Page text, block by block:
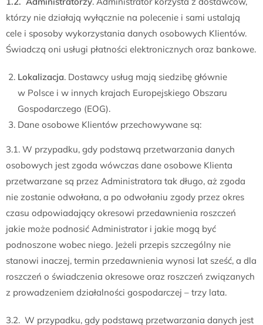
którzy nie działają wyłącznie na polecenie i sami ustalają
cele i sposoby wykorzystania danych osobowych Klientów.
Świadczą oni usługi płatności elektronicznych oraz bankowe.
Lokalizacja. Dostawcy usług mają siedzibę głównie
w Polsce i w innych krajach Europejskiego Obszaru
Gospodarczego (EOG).
Dane osobowe Klientów przechowywane są:
3.1. W przypadku, gdy podstawą przetwarzania danych
osobowych jest zgoda wówczas dane osobowe Klienta
przetwarzane są przez Administratora tak długo, aż zgoda
nie zostanie odwołana, a po odwołaniu zgody przez okres
czasu odpowiadający okresowi przedawnienia roszczeń
jakie może podnosić Administrator i jakie mogą być
podnoszone wobec niego. Jeżeli przepis szczególny nie
stanowi inaczej, termin przedawnienia wynosi lat sześć, a dla
roszczeń o świadczenia okresowe oraz roszczeń związanych
z prowadzeniem działalności gospodarczej – trzy lata.
3.2. W przypadku, gdy podstawą przetwarzania danych jest